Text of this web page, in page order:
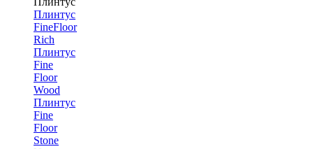
Плинтус
FineFloor
Rich
Плинтус
Fine
Floor
Wood
Плинтус
Fine
Floor
Stone